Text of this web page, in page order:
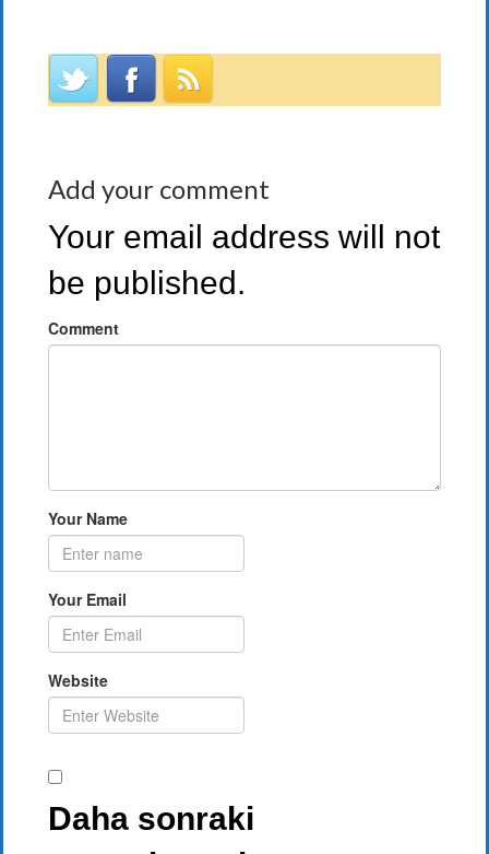
Add your comment
Your email address will not
be published.
Comment
Your Name
Your Email
Website
Daha sonraki